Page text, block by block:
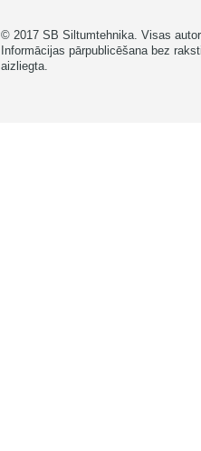
© 2017 SB Siltumtehnika. Visas
Informācijas pārpublicēšana bez
aizliegta.